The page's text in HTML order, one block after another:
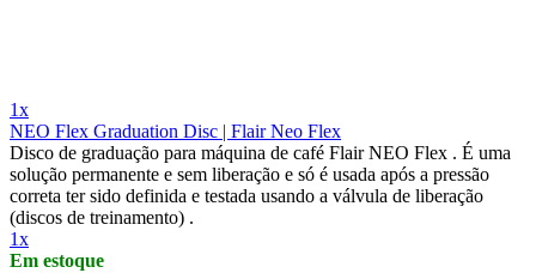
1x
NEO Flex Graduation Disc | Flair Neo Flex
Disco de graduação para máquina de café Flair NEO Flex . É uma
solução permanente e sem liberação e só é usada após a pressão
correta ter sido definida e testada usando a válvula de liberação
(discos de treinamento) .
1x
Em estoque